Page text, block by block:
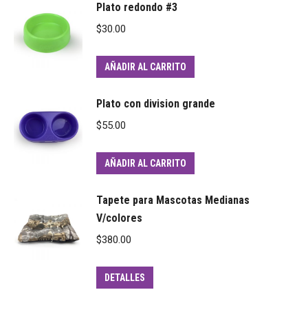
Plato redondo #3
$30.00
AÑADIR AL CARRITO
Plato con division grande
$55.00
AÑADIR AL CARRITO
Tapete para Mascotas Medianas
V/colores
$380.00
DETALLES